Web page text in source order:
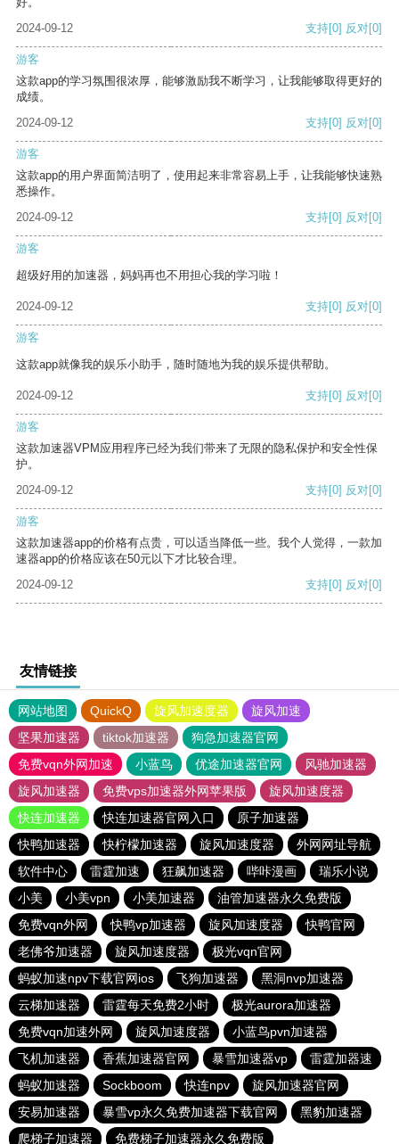
2024-09-12
支持[0] 反对[0]
游客
这款app的学习氛围很浓厚，能够激励我不断学习，让我能够取得更好的
成绩。
2024-09-12
支持[0] 反对[0]
游客
这款app的用户界面简洁明了，使用起来非常容易上手，让我能够快速熟
悉操作。
2024-09-12
支持[0] 反对[0]
游客
超级好用的加速器，妈妈再也不用担心我的学习啦！
2024-09-12 支持[0] 反对[0]
游客
这款app就像我的娱乐小助手，随时随地为我的娱乐提供帮助。
2024-09-12 支持[0] 反对[0]
游客
这款加速器VPM应用程序已经为我们带来了无限的隐私保护和安全性保
护。
2024-09-12
支持[0] 反对[0]
游客
这款加速器app的价格有点贵，可以适当降低一些。我个人觉得，一款加
速器app的价格应该在50元以下才比较合理。
2024-09-12
支持[0] 反对[0]
友情链接
网站地图 QuickQ 旋风加速度器
旋风加速
坚果加速器
tiktok加速器
狗急加速器官网
免费vqn外网加速
小蓝鸟 优途加速器官网
风驰加速器
旋风加速器
免费vps加速器外网苹果版
旋风加速度器
快连加速器
快连加速器官网入口
原子加速器
快鸭加速器
快柠檬加速器 旋风加速度器
外网网址导航
软件中心
雷霆加速 狂飙加速器 哔咔漫画
瑞乐小说
小美
小美vpn 小美加速器
油管加速器永久免费版
免费vqn外网
快鸭vp加速器 旋风加速度器
快鸭官网
老佛爷加速器
旋风加速度器
极光vqn官网
蚂蚁加速npv下载官网ios
飞狗加速器
黑洞nvp加速器
云梯加速器
雷霆每天免费2小时
极光aurora加速器
免费vqn加速外网
旋风加速度器
小蓝鸟pvn加速器
飞机加速器
香蕉加速器官网 暴雪加速器vp
雷霆加器速
蚂蚁加速器
Sockboom 快连npv
旋风加速器官网
安易加速器
暴雪vp永久免费加速器下载官网
黑豹加速器
爬梯子加速器
免费梯子加速器永久免费版